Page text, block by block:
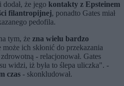
że jego kontakty z Epsteinem
filantropijnej, ponadto Gates miał
pedofila.
tym, że zna wielu bardzo
może ich skłonić do przekazania
- relacjonował. Gates
widzi, iż była to ślepa uliczka". -
czas - skonkludował.